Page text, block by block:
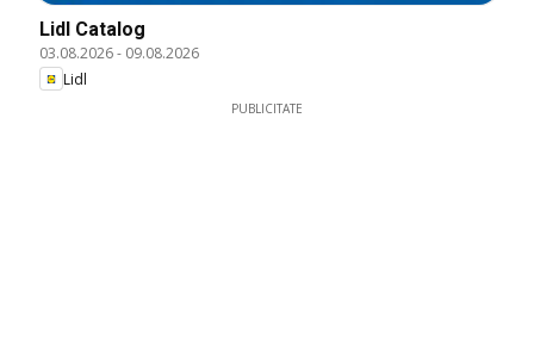
Lidl Catalog
03.08.2026- 09.08.2026
Lidl
PUBLICITATE